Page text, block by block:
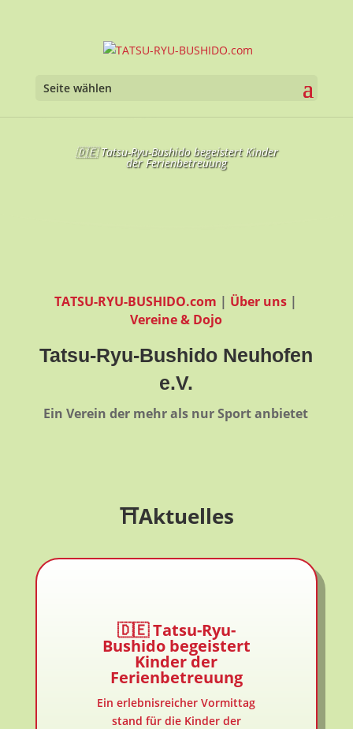
Seite wählen
🇩🇪 Tatsu-Ryu-Bushido begeistert Kinder
der Ferienbetreuung
TATSU-RYU-BUSHIDO.com | Über uns |
Vereine & Dojo
Tatsu-Ryu-Bushido Neuhofen
e.V.
Ein Verein der mehr als nur Sport anbietet
⛩️Aktuelles
🇩🇪 Tatsu-Ryu-
Bushido begeistert
Kinder der
Ferienbetreuung
Ein erlebnisreicher Vormittag
stand für die Kinder der